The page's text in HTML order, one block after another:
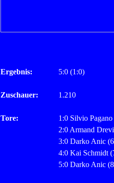
Ergebnis: 5:0 (1:0)
Zuschauer: 1.210
Tore:
1:0 Silvio
2:0 Armand
3:0 Darko Anic
4:0 Kai Schmidt
5:0 Darko Anic